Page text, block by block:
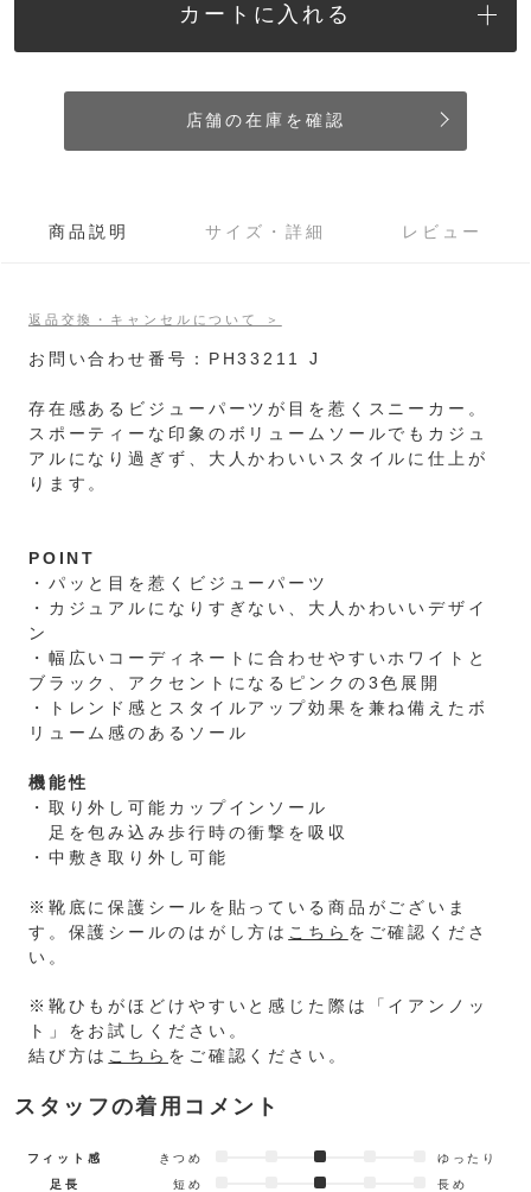
カートに入れる
店舗の在庫を確認
商品説明 サイズ・詳細 レビュー
返品交換・キャンセルについて ＞
お問い合わせ番号：PH33211 J
存在感あるビジューパーツが目を惹くスニーカー。
スポーティーな印象のボリュームソールでもカジュ
アルになり過ぎず、大人かわいいスタイルに仕上が
ります。
POINT
・パッと目を惹くビジューパーツ
・カジュアルになりすぎない、大人かわいいデザイ
ン
・幅広いコーディネートに合わせやすいホワイトと
ブラック、アクセントになるピンクの3色展開
・トレンド感とスタイルアップ効果を兼ね備えたボ
リューム感のあるソール
機能性
・取り外し可能カップインソール
足を包み込み歩行時の衝撃を吸収
・中敷き取り外し可能
※靴底に保護シールを貼っている商品がございま
す。保護シールのはがし方は こちら をご確認くださ
い。
※靴ひもがほどけやすいと感じた際は「イアンノッ
ト」をお試しください。
結び方は こちら をご確認ください。
スタッフの着用コメント
フィット感 きつめ
ゆったり
足長
短め
長め